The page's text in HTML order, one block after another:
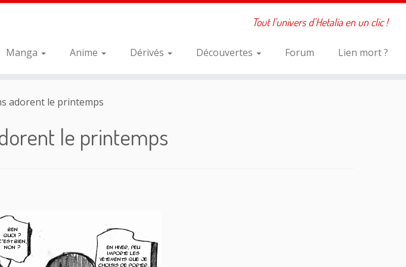
Tout l'univers d'Hetalia en un clic !
Manga Anime Dérivés Découvertes Forum Lien mort ?
adorent le printemps
le printemps